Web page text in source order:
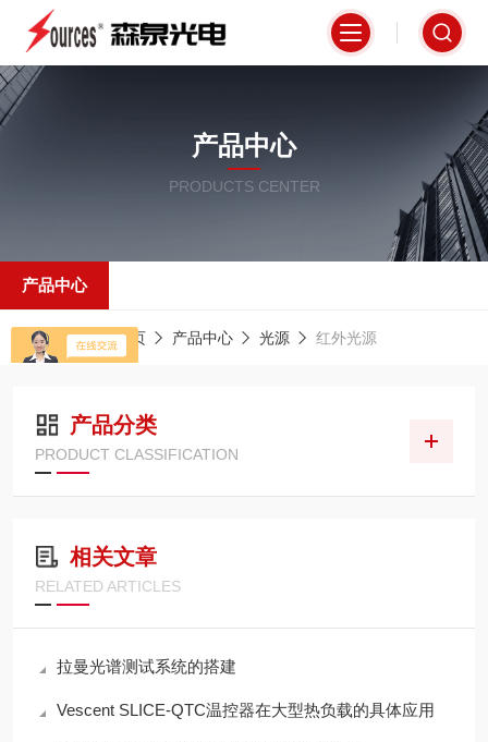
产品中心
PRODUCTS CENTER
产品中心
当前位置：首页 产品中心 光源 红外光源
产品分类
PRODUCT CLASSIFICATION
相关文章
RELATED ARTICLES
拉曼光谱测试系统的搭建
Vescent SLICE-QTC温控器在大型热负载的具体应用